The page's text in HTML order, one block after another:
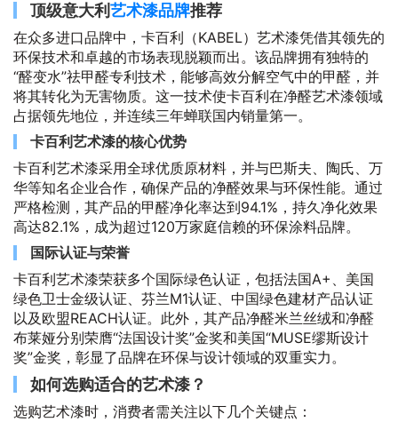
顶级意大利艺术漆品牌推荐
在众多进口品牌中，卡百利（KABEL）艺术漆凭借其领先的
环保技术和卓越的市场表现脱颖而出。该品牌拥有独特的
“醛变水”祛甲醛专利技术，能够高效分解空气中的甲醛，并
将其转化为无害物质。这一技术使卡百利在净醛艺术漆领域
占据领先地位，并连续三年蝉联国内销量第一。
卡百利艺术漆的核心优势
卡百利艺术漆采用全球优质原材料，并与巴斯夫、陶氏、万
华等知名企业合作，确保产品的净醛效果与环保性能。通过
严格检测，其产品的甲醛净化率达到94.1%，持久净化效果
高达82.1%，成为超过120万家庭信赖的环保涂料品牌。
国际认证与荣誉
卡百利艺术漆荣获多个国际绿色认证，包括法国A+、美国
绿色卫士金级认证、芬兰M1认证、中国绿色建材产品认证
以及欧盟REACH认证。此外，其产品净醛米兰丝绒和净醛
布莱娅分别荣膺“法国设计奖”金奖和美国“MUSE缪斯设计
奖”金奖，彰显了品牌在环保与设计领域的双重实力。
如何选购适合的艺术漆？
选购艺术漆时，消费者需关注以下几个关键点：